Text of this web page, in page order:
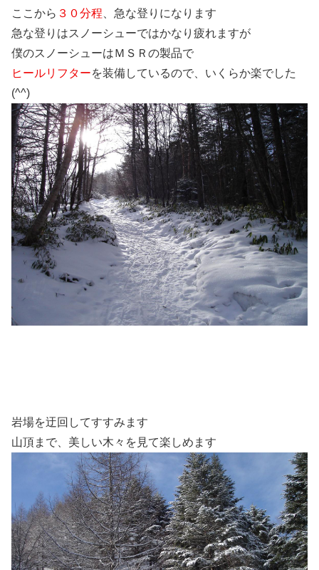
ここから ３０分程 、急な登りになります
急な登りはスノーシューではかなり疲れますが
僕のスノーシューはＭＳＲの製品で
ヒールリフターを装備しているので、いくらか楽でした
(^^)
岩場を迂回してすすみます
山頂まで、美しい木々を見て楽しめます